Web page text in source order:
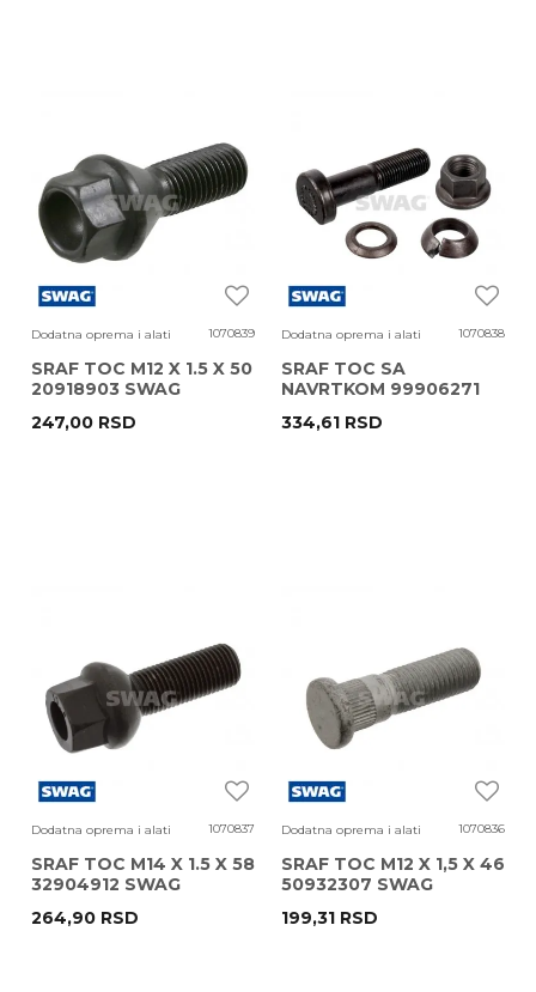
Dodatna oprema i alati 1070839
SRAF TOC M12 X 1.5 X 50
20918903 SWAG
247,00 RSD
Dodatna oprema i alati 1070838
SRAF TOC SA
NAVRTKOM 99906271
334,61 RSD
Dodatna oprema i alati 1070837
SRAF TOC M14 X 1.5 X 58
32904912 SWAG
264,90 RSD
Dodatna oprema i alati 1070836
SRAF TOC M12 X 1,5 X 46
50932307 SWAG
199,31 RSD